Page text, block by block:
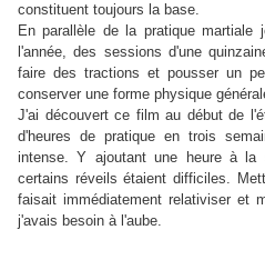
constituent toujours la base.
En parallèle de la pratique
l'année, des sessions d'une
faire des tractions et pousser un
conserver une forme physique
J'ai découvert ce film au début de
d'heures de pratique en trois
intense. Y ajoutant une heure à
certains réveils étaient difficiles.
faisait immédiatement relativiser et
j'avais besoin à l'aube.